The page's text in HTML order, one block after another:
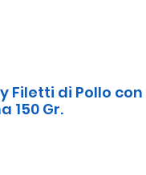
Filetti di Pollo con
150 Gr.